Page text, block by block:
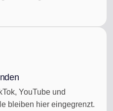
YouTube und
bleiben hier eingegrenzt.